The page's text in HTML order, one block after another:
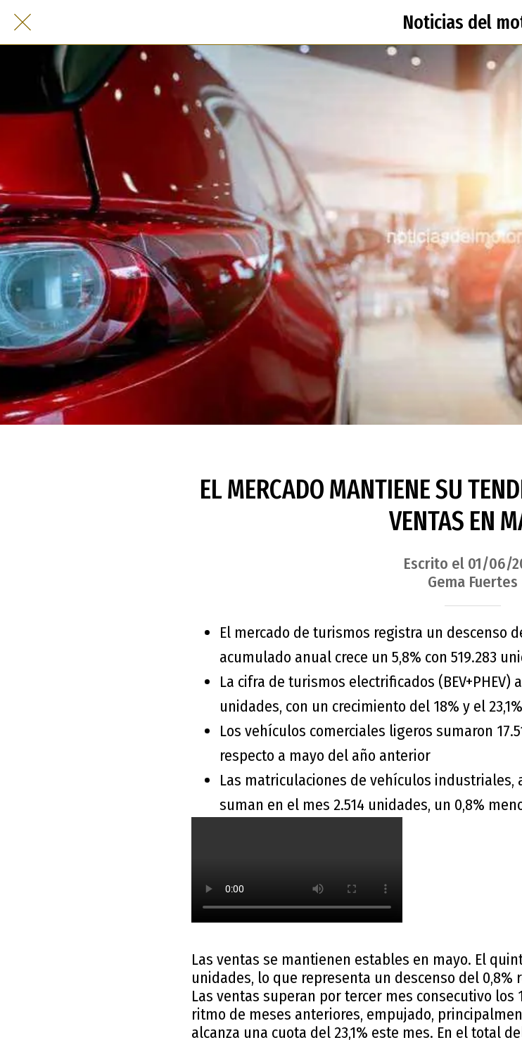
Noticias del
EL MERCADO MANTIENE SU
VENTAS EN
Escrito el 01/06/
Gema Fuertes
El mercado de turismos registra un descenso
acumulado anual crece un 5,8% con 519.283
La cifra de turismos electrificados (BEV+PHEV)
unidades, con un crecimiento del 18% y el
Los vehículos comerciales ligeros sumaron
respecto a mayo del año anterior
Las matriculaciones de vehículos industriales,
suman en el mes 2.514 unidades, un 0,8%
Las ventas se mantienen estables en mayo. El
unidades, lo que representa un descenso del 0,8%
Las ventas superan por tercer mes consecutivo
ritmo de meses anteriores, empujado,
alcanza una cuota del 23,1% este mes. En el total